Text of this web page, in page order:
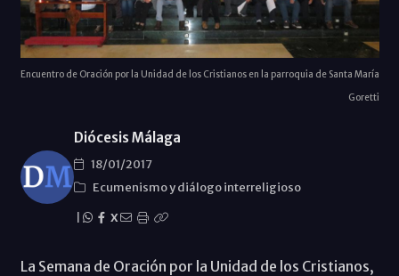
Encuentro de Oración por la Unidad de los Cristianos en la parroquia de Santa María
Goretti
Diócesis Málaga
18/01/2017
Ecumenismo y diálogo interreligioso
X
La Semana de Oración por la Unidad de los Cristianos,